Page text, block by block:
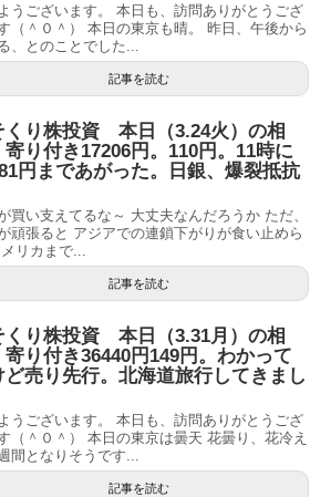
うございます。 本日も、訪問ありがとうござ
（＾０＾） 本日の東京も晴。 昨日、午後から
、とのことでした...
記事を読む
くり株投資 本日（3.24火）の相
寄り付き17206円。110円。11時に
円まであがった。日銀、爆裂抵抗
買い支えてるな～ 大丈夫なんだろうか ただ、
頑張ると アジアでの連鎖下がりが食い止めら
リカまで...
記事を読む
くり株投資 本日（3.31月）の相
寄り付き36440円149円。わかって
ど売り先行。北海道旅行してきまし
うございます。 本日も、訪問ありがとうござ
（＾０＾） 本日の東京は曇天 花曇り、花冷え
間となりそうです...
記事を読む